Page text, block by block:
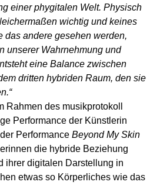
einer phygitalen Welt. Physisch
wichtig und keines
das andere gesehen werden,
unserer Wahrnehmung und
eine Balance zwischen
dritten hybriden Raum, den sie
Rahmen des musikprotokoll
Performance der Künstlerin
der PerformanceBeyond My Skin
die hybride Beziehung
ihrer digitalen Darstellung in
etwas so Körperliches wie das